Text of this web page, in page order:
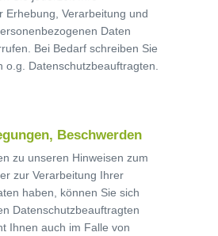
Erhebung, Verarbeitung und
Daten
Bei Bedarf schreiben Sie
o.g. Datenschutzbeauftragten.
Beschwerden
zu unseren Hinweisen zum
zur Verarbeitung Ihrer
haben, können Sie sich
Datenschutzbeauftragten
Ihnen auch im Falle von